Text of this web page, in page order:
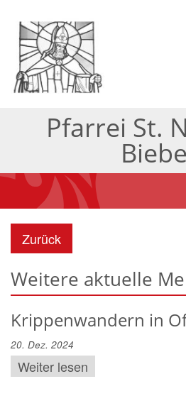
Pfarrei St.
Zurück
Weitere aktuelle
Krippenwandern in
20. Dez. 2024
Weiter lesen